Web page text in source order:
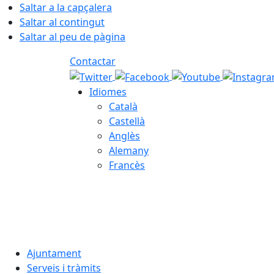
Saltar a la capçalera
Saltar al contingut
Saltar al peu de pàgina
Contactar
Idiomes
Català
Castellà
Anglès
Alemany
Francès
Ajuntament
Serveis i tràmits